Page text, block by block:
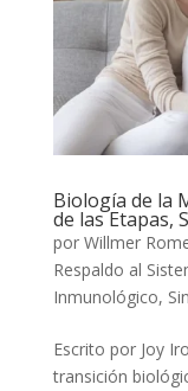
Biología de la
de las Etapas,
por Willmer
Respaldo al
Inmunológico,
Escrito por Joy
transición